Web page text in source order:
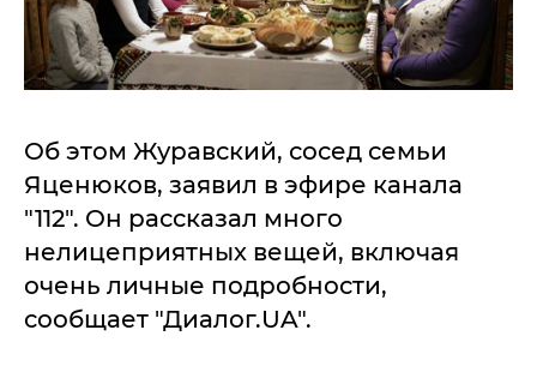
Об этом Журавский, сосед семьи
Яценюков, заявил в эфире канала
"112". Он рассказал много
нелицеприятных вещей, включая
очень личные подробности,
сообщает "Диалог.UA".